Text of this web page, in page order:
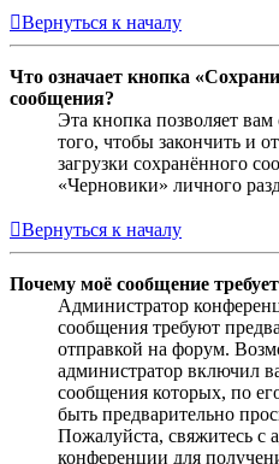
Вернуться к началу
Что означает кнопка
сообщения?
Эта кнопка позволяет
того, чтобы закончить и
загрузки сохранённого
«Черновики» личного
Вернуться к началу
Почему моё сообщение
Администратор
сообщения требуют
отправкой на форум.
администратор включил
сообщения которых, по
быть предварительно
Пожалуйста, свяжитесь с
конференции для